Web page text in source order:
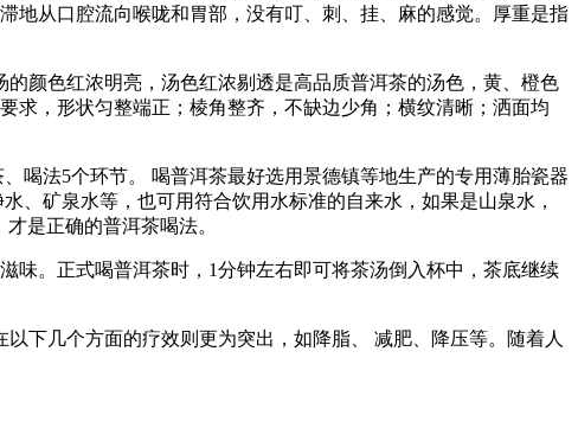
地从口腔流向喉咙和胃部，没有叮、刺、挂、麻的感觉。厚重是指
色红浓明亮，汤色红浓剔透是高品质普洱茶的汤色，黄、橙色
求，形状匀整端正；棱角整齐，不缺边少角；横纹清晰；洒面均
法5个环节。 喝普洱茶最好选用景德镇等地生产的专用薄胎瓷器
、矿泉水等，也可用符合饮用水标准的自来水，如果是山泉水，
是正确的普洱茶喝法。
。正式喝普洱茶时，1分钟左右即可将茶汤倒入杯中，茶底继续
几个方面的疗效则更为突出，如降脂、 减肥、降压等。随着人